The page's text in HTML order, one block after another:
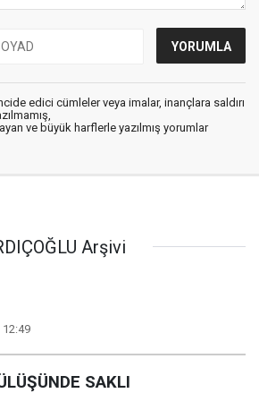
edici cümleler veya imalar, inançlara saldırı
ve büyük harflerle yazılmış yorumlar
Arşivi
12:49
SAKLI